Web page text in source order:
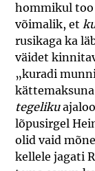
hommikul too
võimalik, et
rusikaga ka
väidet
„kuradi
tegeliku
lõpusirgel
olid vaid
kellele jagati